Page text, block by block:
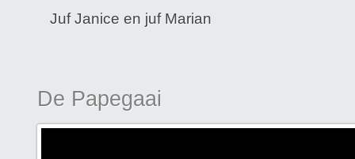
Juf Janice en juf Marian
De Papegaai